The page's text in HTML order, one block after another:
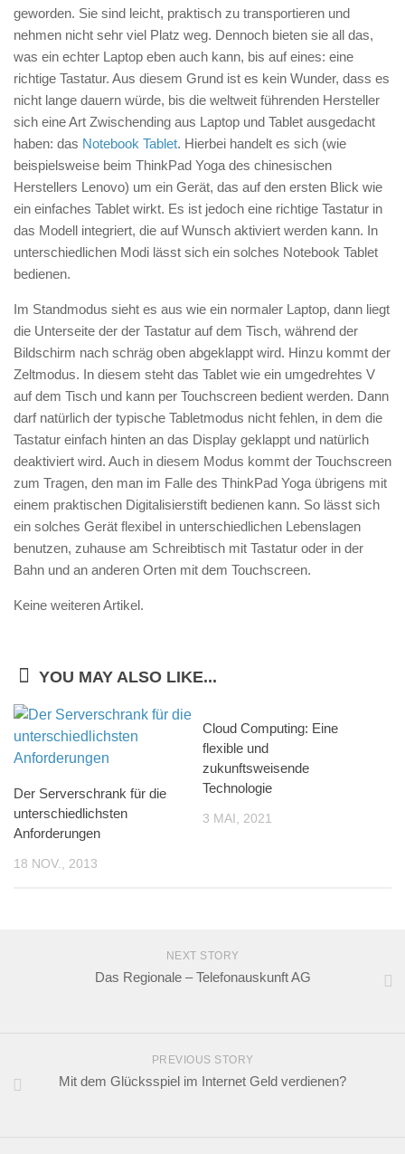
geworden. Sie sind leicht, praktisch zu transportieren und
nehmen nicht sehr viel Platz weg. Dennoch bieten sie all das,
was ein echter Laptop eben auch kann, bis auf eines: eine
richtige Tastatur. Aus diesem Grund ist es kein Wunder, dass es
nicht lange dauern würde, bis die weltweit führenden Hersteller
sich eine Art Zwischending aus Laptop und Tablet ausgedacht
haben: das Notebook Tablet. Hierbei handelt es sich (wie
beispielsweise beim ThinkPad Yoga des chinesischen
Herstellers Lenovo) um ein Gerät, das auf den ersten Blick wie
ein einfaches Tablet wirkt. Es ist jedoch eine richtige Tastatur in
das Modell integriert, die auf Wunsch aktiviert werden kann. In
unterschiedlichen Modi lässt sich ein solches Notebook Tablet
bedienen.
Im Standmodus sieht es aus wie ein normaler Laptop, dann liegt
die Unterseite der der Tastatur auf dem Tisch, während der
Bildschirm nach schräg oben abgeklappt wird. Hinzu kommt der
Zeltmodus. In diesem steht das Tablet wie ein umgedrehtes V
auf dem Tisch und kann per Touchscreen bedient werden. Dann
darf natürlich der typische Tabletmodus nicht fehlen, in dem die
Tastatur einfach hinten an das Display geklappt und natürlich
deaktiviert wird. Auch in diesem Modus kommt der Touchscreen
zum Tragen, den man im Falle des ThinkPad Yoga übrigens mit
einem praktischen Digitalisierstift bedienen kann. So lässt sich
ein solches Gerät flexibel in unterschiedlichen Lebenslagen
benutzen, zuhause am Schreibtisch mit Tastatur oder in der
Bahn und an anderen Orten mit dem Touchscreen.
Keine weiteren Artikel.
YOU MAY ALSO LIKE...
Der Serverschrank für die
unterschiedlichsten
Anforderungen
18 NOV., 2013
Cloud Computing: Eine
flexible und
zukunftsweisende
Technologie
3 MAI, 2021
NEXT STORY
Das Regionale – Telefonauskunft AG
PREVIOUS STORY
Mit dem Glücksspiel im Internet Geld verdienen?